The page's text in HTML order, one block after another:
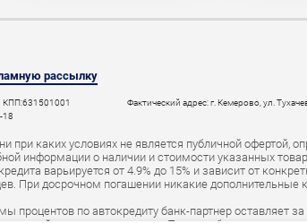
рассылку
КПП:631501001
Фактический адрес: г. Кемерово, ул.
18
каких условиях не является публичной офертой,
информации о наличии и стоимости указанных
варьируется от 4.9% до 15% и зависит от
При досрочном погашении никакие дополнительные
по автокредиту банк-партнер оставляет за